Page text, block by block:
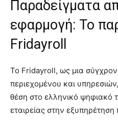
Παραδείγματα
εφαρμογή: Το
Fridayroll
Το Fridayroll, ως μια
περιεχομένου και
θέση στο ελληνικό ψηφιακό
εταιρείας στην